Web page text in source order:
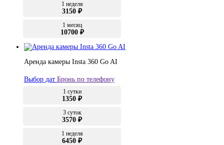
1 неделя
3150 ₽
1 месяц
10700 ₽
Аренда камеры Insta 360 Go AI
Выбор дат Бронь по телефону
1 сутки
1350 ₽
3 суток
3570 ₽
1 неделя
6450 ₽